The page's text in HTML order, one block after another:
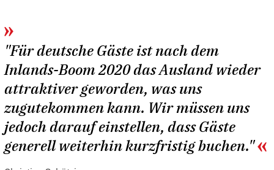
"Für deutsche Gäste ist nach dem
Inlands-Boom 2020 das Ausland wieder
attraktiver geworden, was uns
zugutekommen kann. Wir müssen uns
jedoch darauf einstellen, dass Gäste
generell weiterhin kurzfristig buchen."